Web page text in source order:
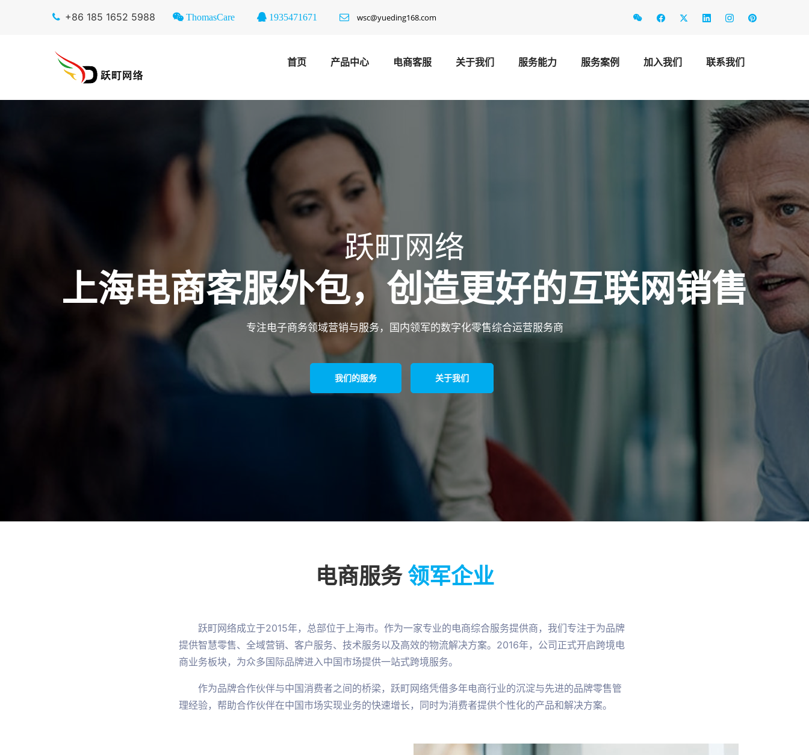
+86 185 1652 5988 ThomasCare 1935471671 wsc@yueding168.com
首页 产品中心 电商客服 关于我们 服务能力 服务案例 加入我们 联系我们
跃町网络
上海电商客服外包，创造更好的互联网销售
专注电子商务领域营销与服务，国内领军的数字化零售综合运营服务商
我们的服务 关于我们
电商服务 领军企业
跃町网络成立于2015年，总部位于上海市。作为一家专业的电商综合服务提供商，我们专注于为品牌
提供智慧零售、全域营销、客户服务、技术服务以及高效的物流解决方案。2016年，公司正式开启跨境电
商业务板块，为众多国际品牌进入中国市场提供一站式跨境服务。
作为品牌合作伙伴与中国消费者之间的桥梁，跃町网络凭借多年电商行业的沉淀与先进的品牌零售管
理经验，帮助合作伙伴在中国市场实现业务的快速增长，同时为消费者提供个性化的产品和解决方案。